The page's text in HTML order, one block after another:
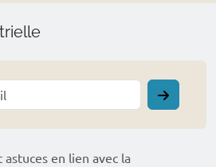
astuces en lien avec la